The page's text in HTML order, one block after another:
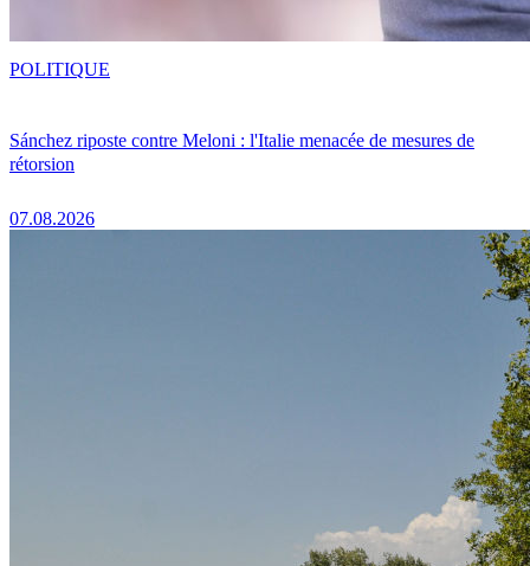
Sánchez riposte contre Meloni : l'Italie menacée de mesures de
rétorsion
07.08.2026
POLITIQUE